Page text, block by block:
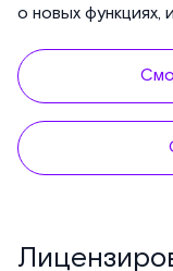
о новых функциях,